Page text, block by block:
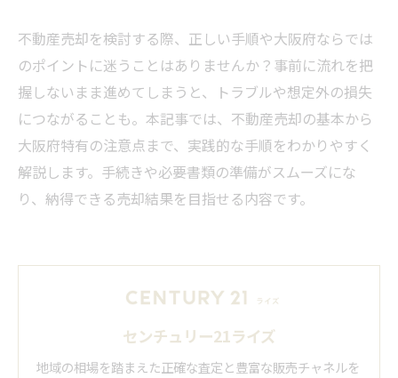
不動産売却を検討する際、正しい手順や大阪府ならでは
のポイントに迷うことはありませんか？事前に流れを把
握しないまま進めてしまうと、トラブルや想定外の損失
につながることも。本記事では、不動産売却の基本から
大阪府特有の注意点まで、実践的な手順をわかりやすく
解説します。手続きや必要書類の準備がスムーズにな
り、納得できる売却結果を目指せる内容です。
センチュリー21ライズ
地域の相場を踏まえた正確な査定と豊富な販売チャネルを